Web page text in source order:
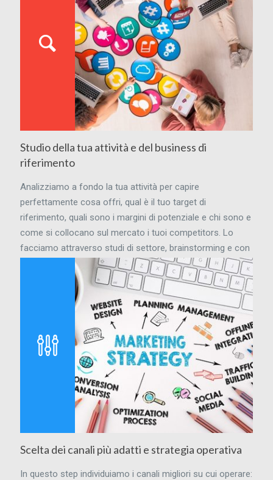
Studio della tua attività e del business di
riferimento
Analizziamo a fondo la tua attività per capire
perfettamente cosa offri, qual è il tuo target di
riferimento, quali sono i margini di potenziale e chi sono e
come si collocano sul mercato i tuoi competitors. Lo
facciamo attraverso studi di settore, brainstorming e con
l'utilizzo di software professionali che ci permettono di
avere dati attendibili da cui trarre conclusioni affidabili.
Nulla è lasciato al caso.
Scelta dei canali più adatti e strategia operativa
In questo step individuiamo i canali migliori su cui operare: